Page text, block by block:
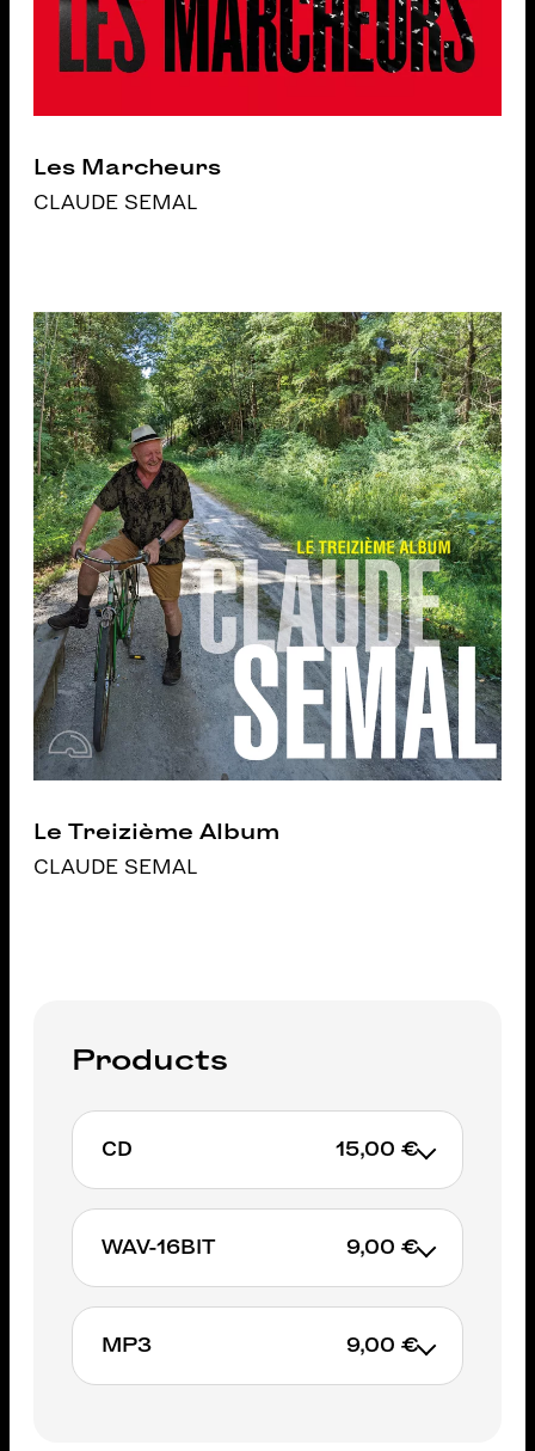
Les Marcheurs
CLAUDE SEMAL
Le Treizième Album
CLAUDE SEMAL
Products
CD 15,00 €
ADD TO CART
WAV-16BIT 9,00 €
MP3 9,00 €